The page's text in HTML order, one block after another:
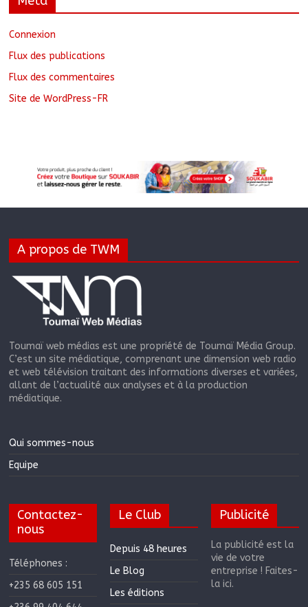
Connexion
Flux des publications
Flux des commentaires
Site de WordPress-FR
A propos de TWM
Toumaï web médias est une propriété de Toumaï Média Group.
C’est un site médiatique, comprenant une dimension web radio
et web télévision traitant des informations diverses et variées,
allant de l’actualité aux analyses et à la production
médiatique.
Qui sommes-nous
Equipe
Contactez-
nous
Téléphones :
+235 68 605 151
Le Club
Depuis 48 heures
Le Blog
Les éditions
Publicité
La publicité est la
vie de votre
entreprise ! Faites-
la ici.